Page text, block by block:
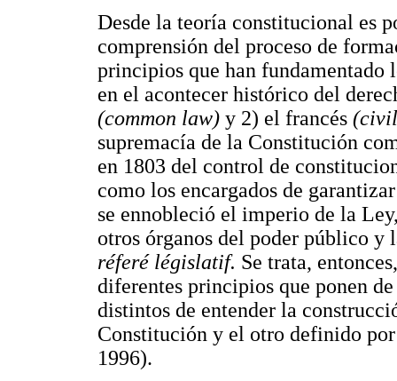
Desde la teoría constitucional es
comprensión del proceso de
principios que han fundamentado
en el acontecer histórico del
(common law) y 2) el francés
supremacía de la Constitución
en 1803 del control de
como los encargados de
se ennobleció el imperio de la
otros órganos del poder público
réferé législatif. Se trata,
diferentes principios que ponen
distintos de entender la
Constitución y el otro definido
1996).